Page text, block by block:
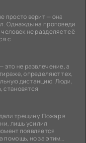
просто верит — она
Однажды на проповеди
не разделяет её
с
это не развлечение, а
определяют тех,
дистанцию. Люди,
становятся
трещину. Пожар в
лишь усилил
появляется
помощь, но за этим